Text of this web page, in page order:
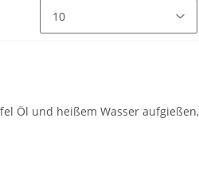
Öl und heißem Wasser